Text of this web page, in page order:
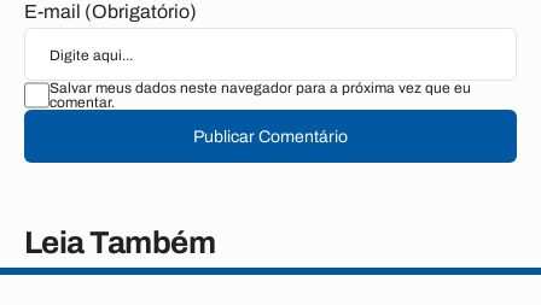
E-mail (Obrigatório)
Salvar meus dados neste navegador para a próxima vez que eu
comentar.
Publicar Comentário
Leia Também